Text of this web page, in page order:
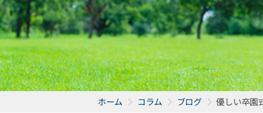
ホーム コラム ブログ 優しい卒園